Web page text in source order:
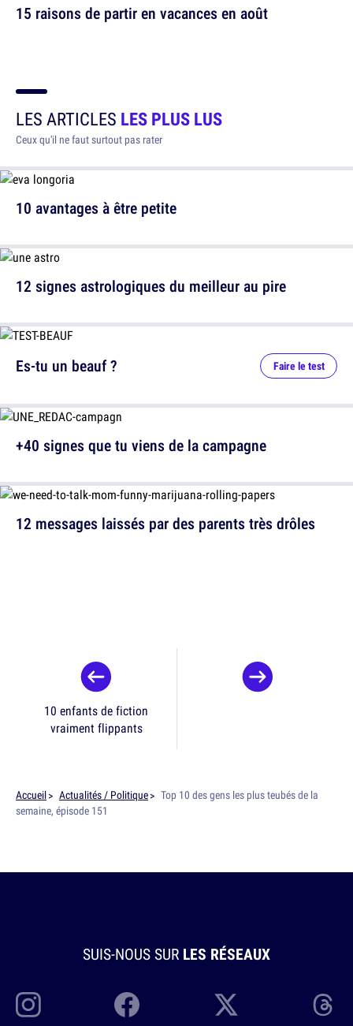
15 raisons de partir en vacances en août
LES ARTICLES LES PLUS LUS
Ceux qu'il ne faut surtout pas rater
10 avantages à être petite
12 signes astrologiques du meilleur au pire
12 messages laissés par des parents très drôles
Es-tu un beauf ? Faire le test
+40 signes que tu viens de la campagne
10 enfants de fiction
vraiment flippants
Accueil Actualités / Politique
Top 10 des gens les plus teubés de la
semaine, épisode 151
SUIS-NOUS SUR LES RÉSEAUX